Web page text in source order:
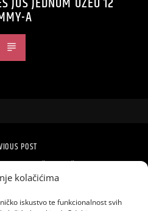
kolačićima
iskustvo te funkcionalnost svih
A
POST
MUŠKE I ŽENSKE